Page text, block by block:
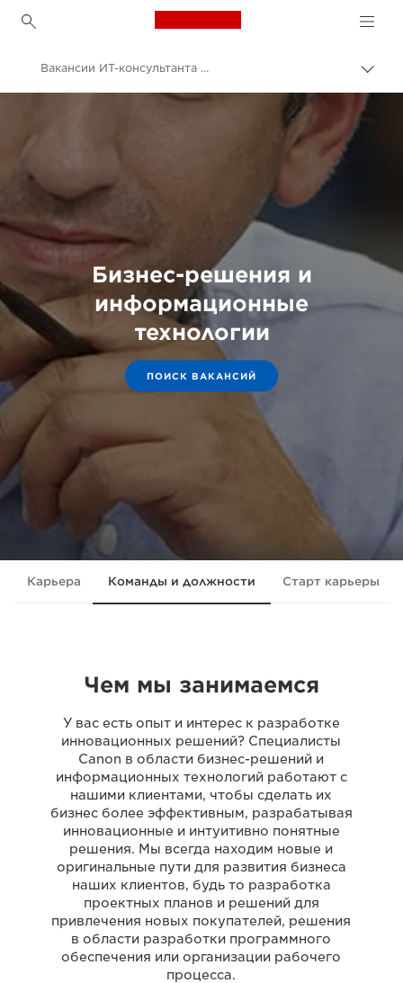
Canon Logo, back to
Вакансии ИТ-консультанта и консультанта по вопросам ведения бизнеса
Бизнес-решения и
информационные
технологии
ПОИСК ВАКАНСИЙ
Карьера Команды и должности Старт карьеры
Чем мы занимаемся
У вас есть опыт и интерес к разработке
инновационных решений? Специалисты
Canon в области бизнес-решений и
информационных технологий работают с
нашими клиентами, чтобы сделать их
бизнес более эффективным, разрабатывая
инновационные и интуитивно понятные
решения. Мы всегда находим новые и
оригинальные пути для развития бизнеса
наших клиентов, будь то разработка
проектных планов и решений для
привлечения новых покупателей, решения
в области разработки программного
обеспечения или организации рабочего
процесса.